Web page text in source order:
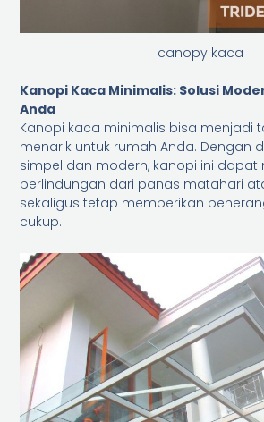
canopy kaca
Kanopi Kaca Minimalis: Solusi
Anda
Kanopi kaca minimalis bisa menjadi
menarik untuk rumah Anda. Dengan
simpel dan modern, kanopi ini dapat
perlindungan dari panas matahari
sekaligus tetap memberikan
cukup.